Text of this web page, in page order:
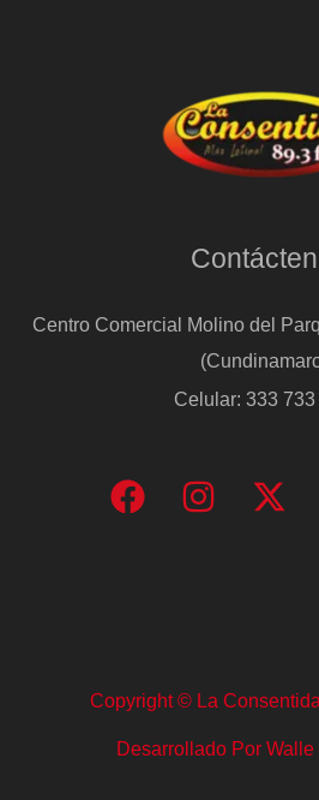
Centro Comercial Molino del
Celular: 333 733
Copyright © La
Desarrollado Por